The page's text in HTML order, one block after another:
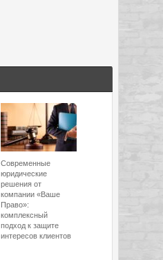
Современные
юридические
решения от
компании «Ваше
Право»:
комплексный
подход к защите
интересов клиентов